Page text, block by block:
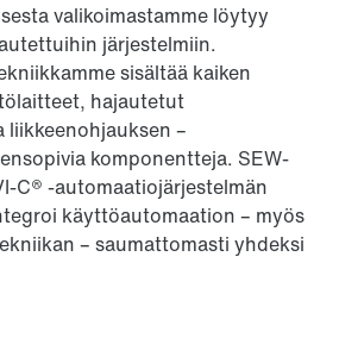
valikoimastamme löytyy
järjestelmiin.
sisältää kaiken
hajautetut
–
komponentteja. SEW-
C® -automaatiojärjestelmän
käyttöautomaation – myös
– saumattomasti yhdeksi